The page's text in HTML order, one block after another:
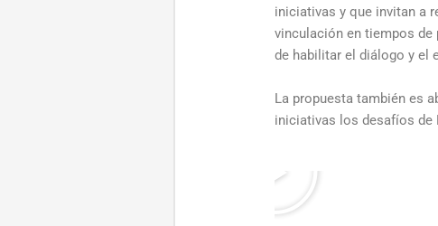
iniciativas y que invitan a
vinculación en tiempos de
de habilitar el diálogo y el
La propuesta también es
iniciativas los desafíos de